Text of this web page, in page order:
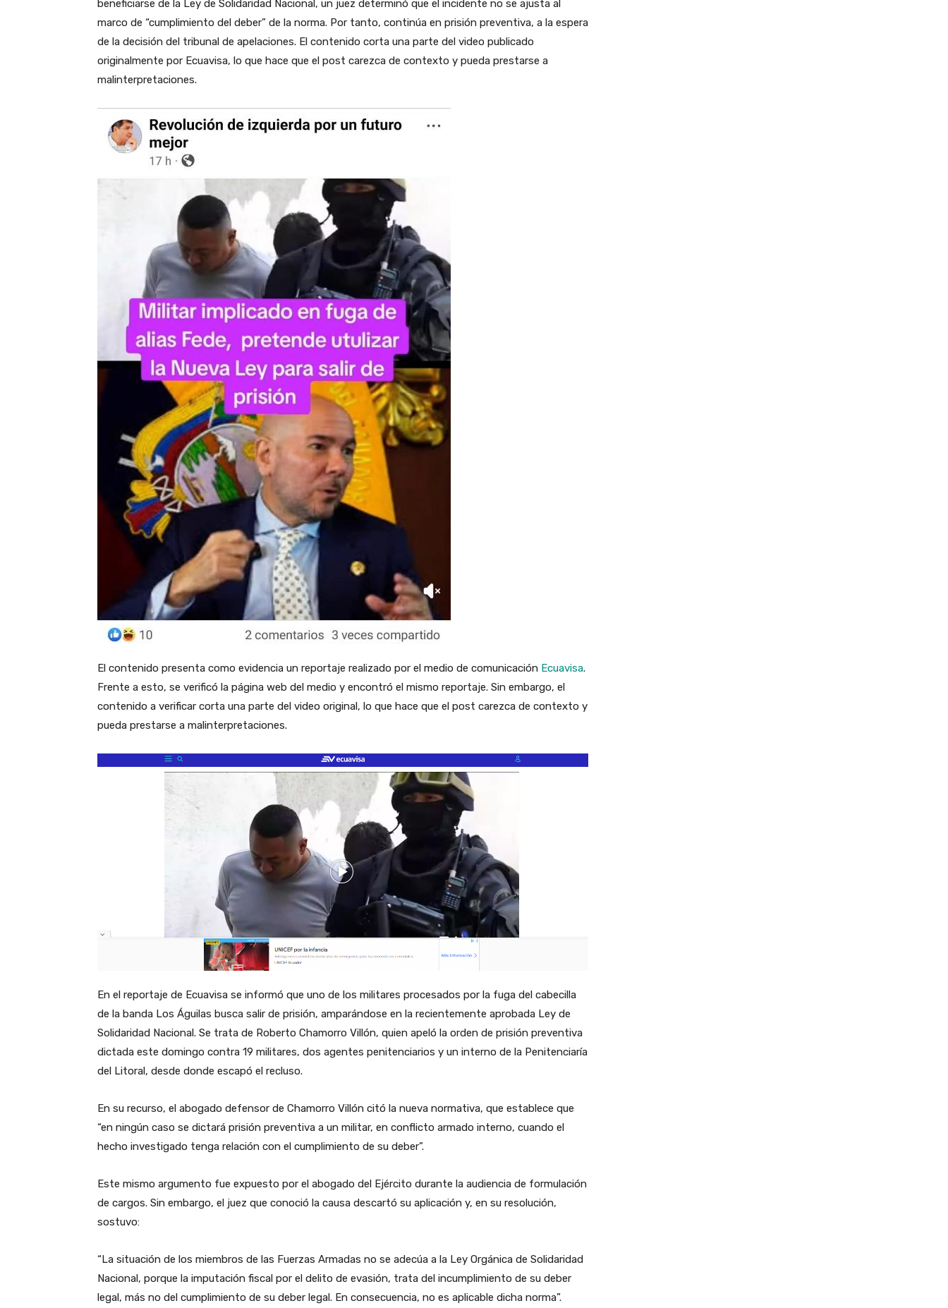
beneficiarse de la Ley de Solidaridad Nacional, un juez determinó que el incidente no se ajusta al
marco de “cumplimiento del deber” de la norma. Por tanto, continúa en prisión preventiva, a la espera
de la decisión del tribunal de apelaciones. El contenido corta una parte del video publicado
originalmente por Ecuavisa, lo que hace que el post carezca de contexto y pueda prestarse a
malinterpretaciones.
El contenido presenta como evidencia un reportaje realizado por el medio de comunicación Ecuavisa.
Frente a esto, se verificó la página web del medio y encontró el mismo reportaje. Sin embargo, el
contenido a verificar corta una parte del video original, lo que hace que el post carezca de contexto y
pueda prestarse a malinterpretaciones.
En el reportaje de Ecuavisa se informó que uno de los militares procesados por la fuga del cabecilla
de la banda Los Águilas busca salir de prisión, amparándose en la recientemente aprobada Ley de
Solidaridad Nacional. Se trata de Roberto Chamorro Villón, quien apeló la orden de prisión preventiva
dictada este domingo contra 19 militares, dos agentes penitenciarios y un interno de la Penitenciaría
del Litoral, desde donde escapó el recluso.
En su recurso, el abogado defensor de Chamorro Villón citó la nueva normativa, que establece que
“en ningún caso se dictará prisión preventiva a un militar, en conflicto armado interno, cuando el
hecho investigado tenga relación con el cumplimiento de su deber”.
Este mismo argumento fue expuesto por el abogado del Ejército durante la audiencia de formulación
de cargos. Sin embargo, el juez que conoció la causa descartó su aplicación y, en su resolución,
sostuvo:
“La situación de los miembros de las Fuerzas Armadas no se adecúa a la Ley Orgánica de Solidaridad
Nacional, porque la imputación fiscal por el delito de evasión, trata del incumplimiento de su deber
legal, más no del cumplimiento de su deber legal. En consecuencia, no es aplicable dicha norma”.